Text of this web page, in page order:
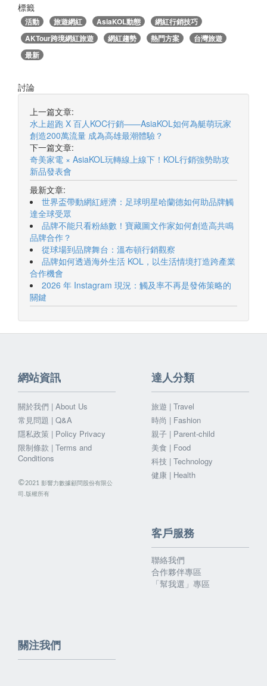
標籤
活動 旅遊網紅 AsiaKOL動態
網紅行銷技巧
AKTour跨境網紅旅遊
網紅趨勢 熱門方案
台灣旅遊
最新
討論
上一篇文章:
水上超跑 X 百人KOC行銷——AsiaKOL如何為艇萌玩家
創造200萬流量 成為高雄最潮體驗？
下一篇文章:
奇美家電 × AsiaKOL玩轉線上線下！KOL行銷強勢助攻
新品發表會
最新文章:
世界盃帶動網紅經濟：足球明星哈蘭德如何助品牌觸
達全球受眾
品牌不能只看粉絲數！寶藏圖文作家如何創造高共鳴
品牌合作？
從球場到品牌舞台：溫布頓行銷觀察
品牌如何透過海外生活 KOL，以生活情境打造跨產業
合作機會
2026 年 Instagram 現況：觸及率不再是發佈策略的
關鍵
網站資訊
關於我們 | About Us
常見問題 | Q&A
隱私政策 | Policy Privacy
限制條款 | Terms and
Conditions
©2021 影響力數據顧問股份有限公
司.版權所有
達人分類
旅遊 | Travel
時尚 | Fashion
親子 | Parent-child
美食 | Food
科技 | Technology
健康 | Health
客戶服務
聯絡我們
合作夥伴專區
「幫我選」專區
關注我們